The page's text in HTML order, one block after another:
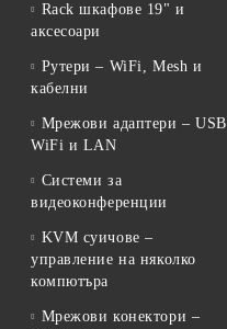
Rack шкафове 19" и
аксесоари
Рутери – WiFi, Mesh и
кабелни
Мрежови адаптери – USB
WiFi и LAN
Системи за
видеоконференции
KVM суичове –
управление на няколко
компютъра
Мрежови конектори –